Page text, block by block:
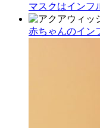
マスクはインフ
赤ちゃんのイン